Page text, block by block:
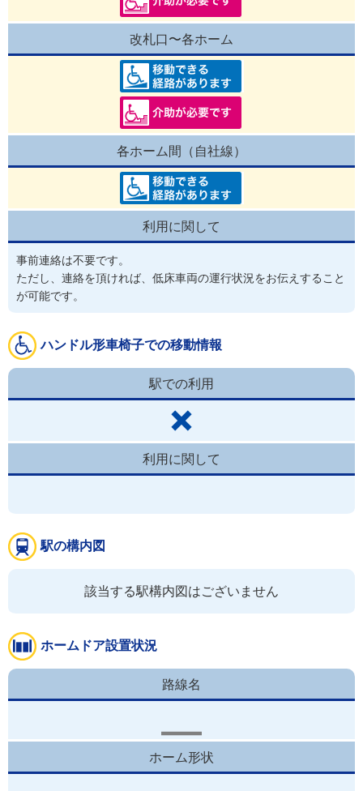
改札口〜各ホーム
各ホーム間（自社線）
利用に関して
事前連絡は不要です。
ただし、連絡を頂ければ、低床車両の運行状況をお伝えすること
が可能です。
ハンドル形車椅子での移動情報
駅での利用
利用に関して
駅の構内図
該当する駅構内図はございません
ホームドア設置状況
路線名
ホーム形状